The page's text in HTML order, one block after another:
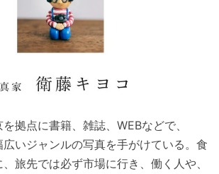
拠点に書籍、雑誌、WEBなどで、
広いジャンルの写真を手がけている。食
旅先では必ず市場に行き、働く人や、